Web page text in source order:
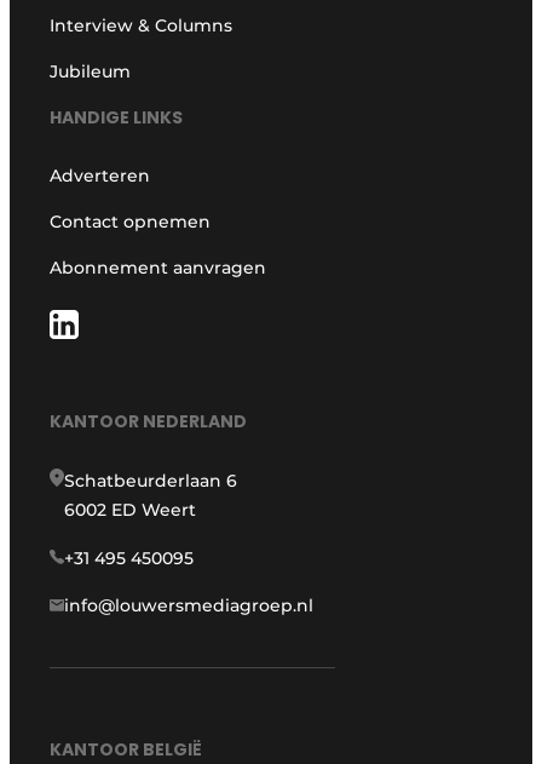
Interview & Columns
Jubileum
HANDIGE LINKS
Adverteren
Contact opnemen
Abonnement aanvragen
KANTOOR NEDERLAND
Schatbeurderlaan 6
6002 ED Weert
+31 495 450095
info@louwersmediagroep.nl
KANTOOR BELGIË